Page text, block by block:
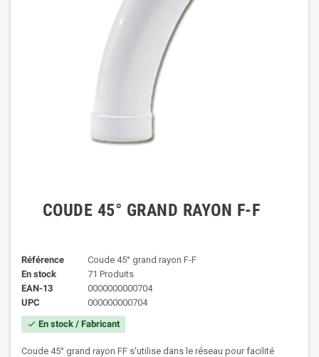
COUDE 45° GRAND RAYON F-F
Référence
Coude 45° grand rayon F-F
En stock
71 Produits
EAN-13
0000000000704
UPC
000000000704
check En stock / Fabricant
Coude 45° grand rayon FF s'utilise dans le réseau pour facilité